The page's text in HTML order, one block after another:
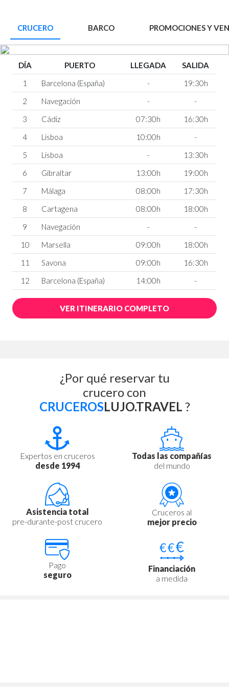
CRUCERO BARCO PROMOCIONES Y
DÍA PUERTO LLEGADA
SALIDA
1
Barcelona (España) -
19:30h
2
Navegación -
-
3
Cádiz 07:30h
16:30h
4
Lisboa 10:00h
-
5
Lisboa -
13:30h
6
Gibraltar 13:00h
19:00h
7
Málaga 08:00h
17:30h
8
Cartagena 08:00h
18:00h
9
Navegación -
-
10
Marsella 09:00h
18:00h
11
Savona 09:00h
16:30h
12
Barcelona (España) 14:00h -
VER ITINERARIO COMPLETO
¿Por qué reservar tu
crucero con
CRUCEROSLUJO.TRAVEL ?
Expertos en cruceros
desde 1994
Todas las compañías
del mundo
Asistencia total
pre-durante-post crucero
Cruceros al
mejor precio
Pago
seguro
Financiación
a medida